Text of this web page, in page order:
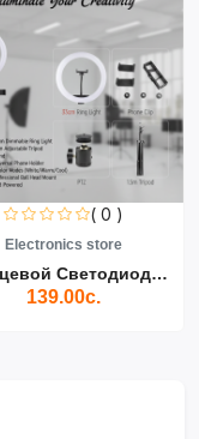
( 0 )
Electronics store
Кольцевой Светодиодный Св...
139.00с.